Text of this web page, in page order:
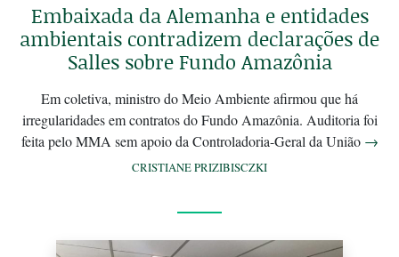
Embaixada da Alemanha e entidades
ambientais contradizem declarações de
Salles sobre Fundo Amazônia
Em coletiva, ministro do Meio Ambiente afirmou que há
irregularidades em contratos do Fundo Amazônia. Auditoria foi
feita pelo MMA sem apoio da Controladoria-Geral da União →
CRISTIANE PRIZIBISCZKI